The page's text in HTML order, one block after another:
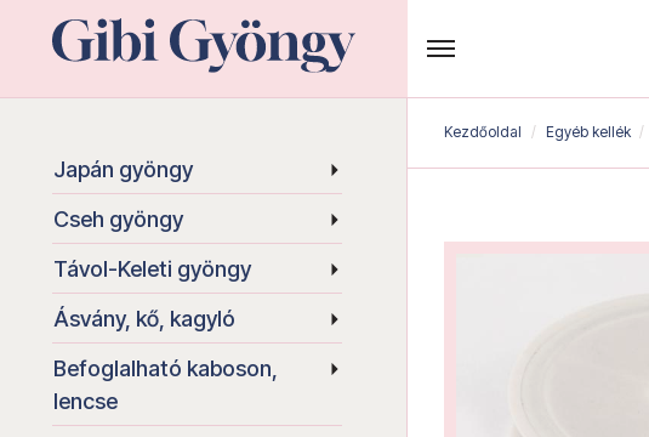
Japán gyöngy
Cseh gyöngy
Távol-Keleti gyöngy
Ásvány, kő, kagyló
Befoglalható kaboson,
lencse
Kezdőoldal Egyéb kellék